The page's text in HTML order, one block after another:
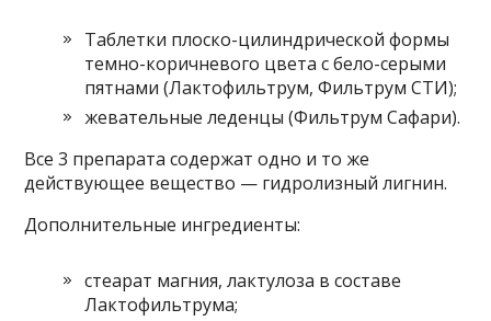
Таблетки плоско-цилиндрической формы
темно-коричневого цвета с бело-серыми
пятнами (Лактофильтрум, Фильтрум СТИ);
жевательные леденцы (Фильтрум Сафари).
Все 3 препарата содержат одно и то же
действующее вещество — гидролизный лигнин.
Дополнительные ингредиенты:
стеарат магния, лактулоза в составе
Лактофильтрума;